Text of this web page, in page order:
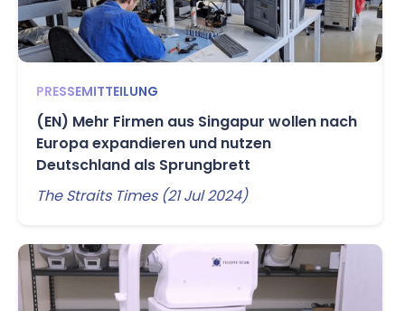
PRESSEMITTEILUNG
(EN) Mehr Firmen aus Singapur wollen nach
Europa expandieren und nutzen
Deutschland als Sprungbrett
The Straits Times (21 Jul 2024)